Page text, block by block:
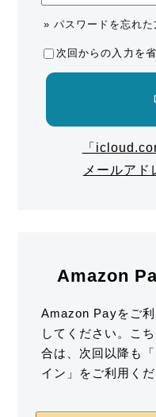
» パスワードを忘れ
次回からの入力を
「
メールアド
Amazon
Amazon Payをご
してください。こ
合は、次回以降も
イン」をご利用く